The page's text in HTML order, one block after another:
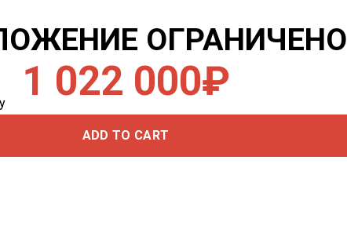
ОГРАНИЧЕНО
1 022 000₽
ADD TO CART